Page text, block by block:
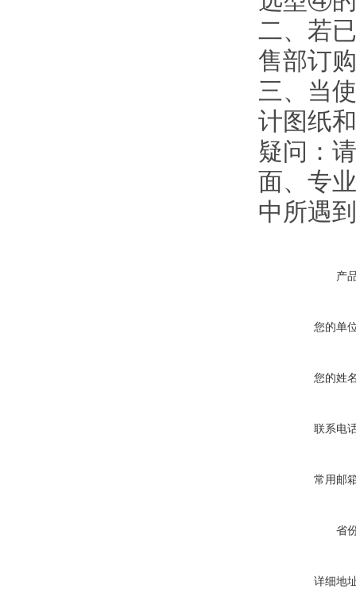
二、若
售部订
三、当
计图纸
疑问：
面、专
中所遇
产
您的单
您的姓
联系电
常用邮
省
详细地